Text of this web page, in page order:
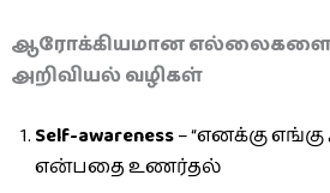
ஆரோக்கியமான எல்லைகளை
அறிவியல் வழிகள்
Self-awareness– “எனக்கு
என்பதை உணர்தல்